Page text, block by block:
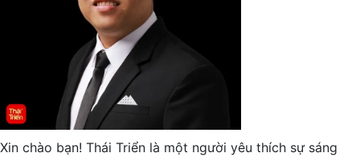
Xin chào bạn! Thái Triển là một người yêu thích sự sáng